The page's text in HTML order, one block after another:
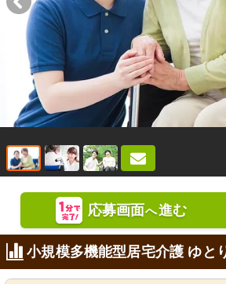
応募画面へ進む
小規模多機能型居宅介護 ゆと